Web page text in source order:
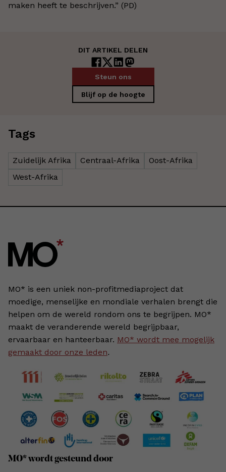
maken heeft te beschrijven.” (PD)
DIT ARTIKEL DELEN
Steun ons
Blijf op de hoogte
Tags
Zuidelijk Afrika Centraal-Afrika
Oost-Afrika
West-Afrika
MO* is een uniek non-profitmediaproject dat
moedige, menselijke en mondiale verhalen brengt die
helpen om de wereld rondom ons te begrijpen. MO*
maakt de veranderende wereld begrijpbaar,
ervaarbaar en hanteerbaar. MO* wordt mee mogelijk
gemaakt door onze leden.
MO* wordt gesteund door